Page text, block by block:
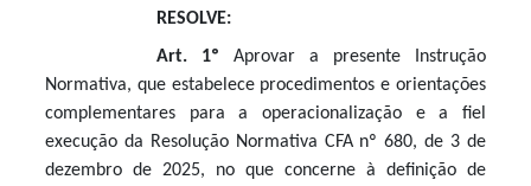
RESOLVE:
Art. 1º Aprovar a presente Instrução
Normativa, que estabelece procedimentos e orientações
complementares para a operacionalização e a fiel
execução da Resolução Normativa CFA nº 680, de 3 de
dezembro de 2025, no que concerne à definição de